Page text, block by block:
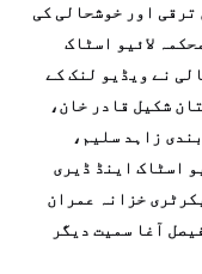
ترقی اور خوشحالی کی
لائیو اسٹاک
نے ویڈیو لنک کے
شکیل قادر خان،
زاہد سلیم،
اسٹاک اینڈ ڈیری
خزانہ عمران
آغا سمیت دیگر